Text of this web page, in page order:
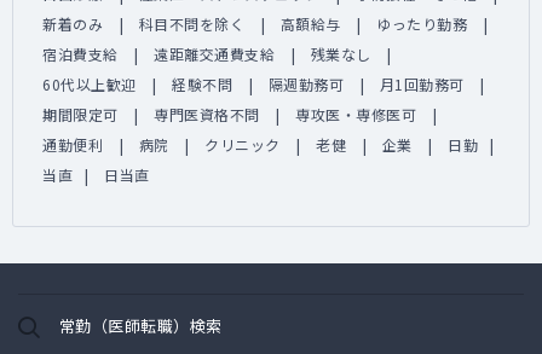
新着のみ
科目不問を除く 高額給与
ゆったり勤務
宿泊費支給
遠距離交通費支給
残業なし
60代以上歓迎
経験不問 隔週勤務可
月1回勤務可
期間限定可
専門医資格不問
専攻医・専修医可
通勤便利
病院 クリニック 老健 企業
日勤
当直
日当直
常勤（医師転職）検索